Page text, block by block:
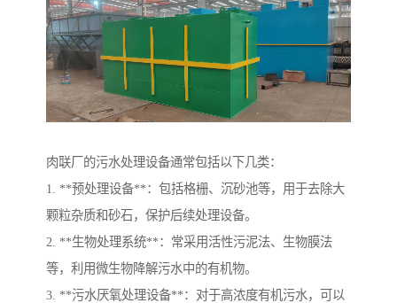
肉联厂的污水处理设备通常包括以下几类：
1. **预处理设备**：包括格栅、沉砂池等，用于去除大
颗粒杂质和砂石，保护后续处理设备。
2. **生物处理系统**：常采用活性污泥法、生物膜法
等，利用微生物降解污水中的有机物。
3. **污水厌氧处理设备**：对于高浓度有机污水，可以